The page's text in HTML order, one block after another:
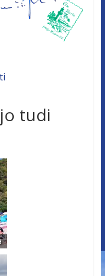
tudi